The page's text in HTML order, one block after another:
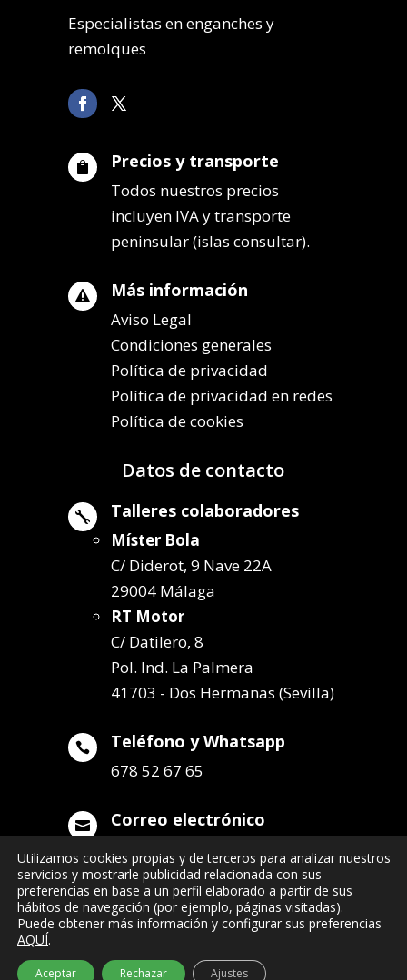
Especialistas en enganches y
remolques
 Precios y transporte
Todos nuestros precios
incluyen IVA y transporte
peninsular (islas consultar).
 Más información
Aviso Legal
Condiciones generales
Política de privacidad
Política de privacidad en redes
Política de cookies
Datos de contacto
 Talleres colaboradores
Míster Bola
C/ Diderot, 9 Nave 22A
29004 Málaga
RT Motor
C/ Datilero, 8
Pol. Ind. La Palmera
41703 - Dos Hermanas (Sevilla)
 Teléfono y Whatsapp
678 52 67 65
 Correo electrónico
info@remolqueszabala.com
Utilizamos cookies propias y de terceros para analizar nuestros
servicios y mostrarle publicidad relacionada con sus
preferencias en base a un perfil elaborado a partir de sus
hábitos de navegación (por ejemplo, páginas visitadas).
Puede obtener más información y configurar sus preferencias
AQUÍ.
Aceptar Rechazar Ajustes